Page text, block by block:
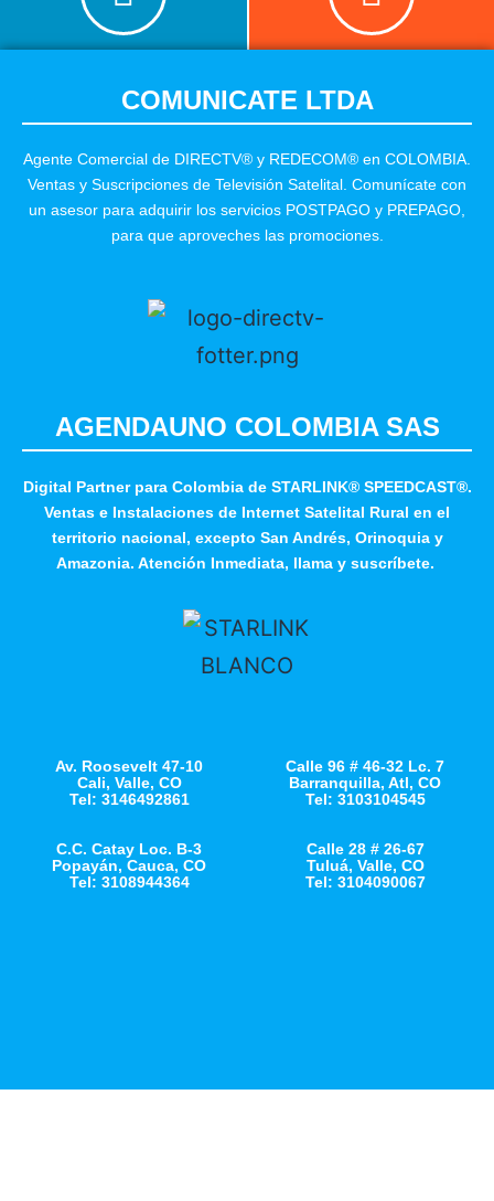
COMUNICATE LTDA
Agente Comercial de DIRECTV® y REDECOM® en COLOMBIA.
Ventas y Suscripciones de Televisión Satelital. Comunícate con
un asesor para adquirir los servicios POSTPAGO y PREPAGO,
para que aproveches las promociones.
AGENDAUNO COLOMBIA SAS
Digital Partner para Colombia de STARLINK® SPEEDCAST®.
Ventas e Instalaciones de Internet Satelital Rural en el
territorio nacional, excepto San Andrés, Orinoquia y
Amazonia. Atención Inmediata, llama y suscríbete.
Av. Roosevelt 47-10
Cali, Valle, CO
Tel: 3146492861
Calle 96 # 46-32 Lc. 7
Barranquilla, Atl, CO
Tel: 3103104545
C.C. Catay Loc. B-3
Popayán, Cauca, CO
Tel: 3108944364
Calle 28 # 26-67
Tuluá, Valle, CO
Tel: 3104090067